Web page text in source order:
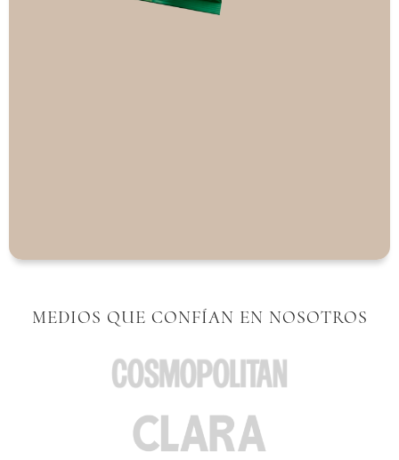
MEDIOS QUE CONFÍAN EN NOSOTROS